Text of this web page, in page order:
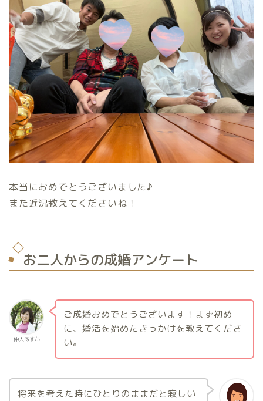
本当におめでとうございました♪
また近況教えてくださいね！
お二人からの成婚アンケート
仲人あすか
ご成婚おめでとうございます！まず初め
に、婚活を始めたきっかけを教えてくださ
い。
将来を考えた時にひとりのままだと寂しい